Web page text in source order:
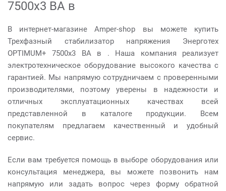
7500х3 ВА в
В интернет-магазине Amper-shop вы можете купить
Трехфазный стабилизатор напряжения Энерготех
OPTIMUM+ 7500х3 ВА в . Наша компания реализует
электротехническое оборудование высокого качества с
гарантией. Мы напрямую сотрудничаем с проверенными
производителями, поэтому уверены в надежности и
отличных эксплуатационных качествах всей
представленной в каталоге продукции. Всем
покупателям предлагаем качественный и удобный
сервис.
Если вам требуется помощь в выборе оборудования или
консультация менеджера, вы можете позвонить нам
напрямую или задать вопрос через форму обратной